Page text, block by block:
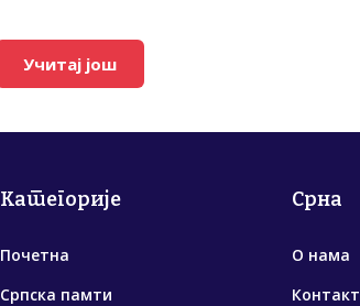
Учитај још
Категорије
Почетна
Српска памти
Срна
О нама
Контакт